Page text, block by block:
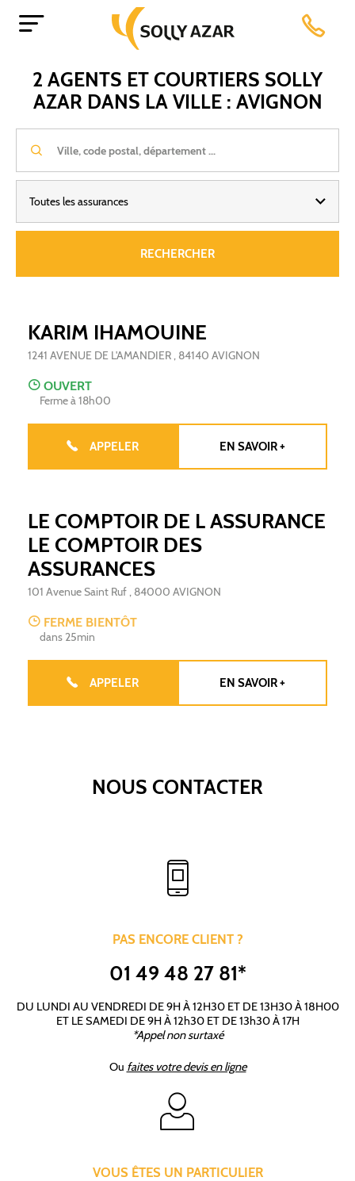
contenu
Accueil
Provence-Alpes-Côte d'Azur
Vaucluse
AVIGNON
2 AGENTS ET COURTIERS SOLLY
AZAR DANS LA VILLE : AVIGNON
Toutes les assurances
RECHERCHER
KARIM IHAMOUINE
1241 AVENUE DE L'AMANDIER , 84140 AVIGNON
OUVERT
Ferme à 18h00
APPELER EN SAVOIR +
LE COMPTOIR DE L ASSURANCE
LE COMPTOIR DES
ASSURANCES
101 Avenue Saint Ruf , 84000 AVIGNON
FERME BIENTÔT
dans 25min
APPELER EN SAVOIR +
NOUS CONTACTER
PAS ENCORE CLIENT ?
01 49 48 27 81*
DU LUNDI AU VENDREDI DE 9H À 12H30 ET DE 13H30 À 18H00
ET LE SAMEDI DE 9H À 12h30 ET DE 13h30 À 17H
*Appel non surtaxé
Ou faites votre devis en ligne
VOUS ÊTES UN PARTICULIER